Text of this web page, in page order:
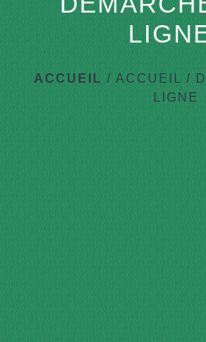
ACCUEIL/ACCUEIL/
LIGNE